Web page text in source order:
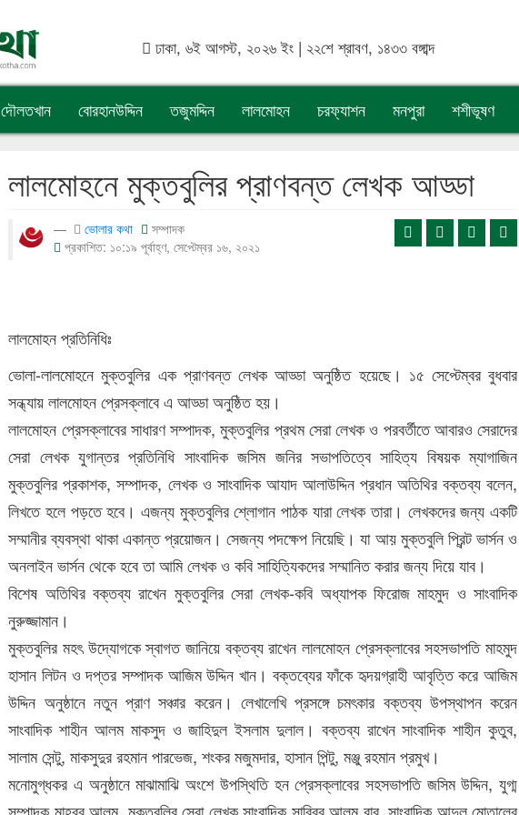
ঢাকা, ৬ই আগস্ট, ২০২৬ ইং | ২২শে শ্রাবণ, ১৪৩৩ বঙ্গাব্দ
দৌলতখান বোরহানউদ্দিন তজুমদ্দিন লালমোহন চরফ্যাশন মনপুরা শশীভূষণ
লালমোহনে মুক্তবুলির প্রাণবন্ত লেখক আড্ডা
ভোলার কথা
সম্পাদক
প্রকাশিত: ১০:১৯ পূর্বাহ্ণ, সেপ্টেম্বর ১৬, ২০২১
লালমোহন প্রতিনিধিঃ
ভোলা-লালমোহনে মুক্তবুলির এক প্রাণবন্ত লেখক আড্ডা অনুষ্ঠিত হয়েছে। ১৫ সেপ্টেম্বর বুধবার
সন্ধ্যায় লালমোহন প্রেসক্লাবে এ আড্ডা অনুষ্ঠিত হয়।
লালমোহন প্রেসক্লাবের সাধারণ সম্পাদক, মুক্তবুলির প্রথম সেরা লেখক ও পরবর্তীতে আবারও সেরাদের
সেরা লেখক যুগান্তর প্রতিনিধি সাংবাদিক জসিম জনির সভাপতিত্বে সাহিত্য বিষয়ক ম্যাগাজিন
মুক্তবুলির প্রকাশক, সম্পাদক, লেখক ও সাংবাদিক আযাদ আলাউদ্দিন প্রধান অতিথির বক্তব্য বলেন,
লিখতে হলে পড়তে হবে। এজন্য মুক্তবুলির শ্লোগান পাঠক যারা লেখক তারা। লেখকদের জন্য একটি
সম্মানীর ব্যবস্থা থাকা একান্ত প্রয়োজন। সেজন্য পদক্ষেপ নিয়েছি। যা আয় মুক্তবুলি প্রিন্ট ভার্সন ও
অনলাইন ভার্সন থেকে হবে তা আমি লেখক ও কবি সাহিত্যিকদের সম্মানিত করার জন্য দিয়ে যাব।
বিশেষ অতিথির বক্তব্য রাখেন মুক্তবুলির সেরা লেখক-কবি অধ্যাপক ফিরোজ মাহমুদ ও সাংবাদিক
নুরুজ্জামান।
মুক্তবুলির মহৎ উদ্যোগকে স্বাগত জানিয়ে বক্তব্য রাখেন লালমোহন প্রেসক্লাবের সহসভাপতি মাহমুদ
হাসান লিটন ও দপ্তর সম্পাদক আজিম উদ্দিন খান। বক্তব্যের ফাঁকে হৃদয়গ্রাহী আবৃত্তি করে আজিম
উদ্দিন অনুষ্ঠানে নতুন প্রাণ সঞ্চার করেন। লেখালেখি প্রসঙ্গে চমৎকার বক্তব্য উপস্থাপন করেন
সাংবাদিক শাহীন আলম মাকসুদ ও জাহিদুল ইসলাম দুলাল। বক্তব্য রাখেন সাংবাদিক শাহীন কুতুব,
সালাম সেন্টু, মাকসুদুর রহমান পারভেজ, শংকর মজুমদার, হাসান পিন্টু, মঞ্জু রহমান প্রমুখ।
মনোমুগ্ধকর এ অনুষ্ঠানে মাঝামাঝি অংশে উপস্থিতি হন প্রেসক্লাবের সহসভাপতি জসিম উদ্দিন, যুগ্ম